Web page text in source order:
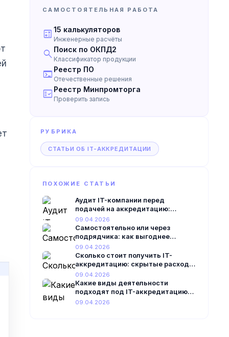
САМОСТОЯТЕЛЬНАЯ РАБОТА
calculate 15 калькуляторов
Инженерные расчёты
search Поиск по ОКПД2
Классификатор продукции
terminal Реестр ПО
Отечественные решения
fact_check Реестр Минпромторга
Проверить запись
РУБРИКА
СТАТЬИ ОБ IT-АККРЕДИТАЦИИ
ПОХОЖИЕ СТАТЬИ
Аудит IT-компании перед
подачей на аккредитацию:
пошаговый алгоритм 2026 года
09.04.2026
Самостоятельно или через
подрядчика: как выгоднее
получить ИТ-аккредитацию в
2026 году
09.04.2026
Сколько стоит получить IT-
аккредитацию: скрытые расходы
и реальная цена в 2026 году
09.04.2026
Какие виды деятельности
подходят под IT-аккредитацию:
разбираем профильные ОКВЭДы
09.04.2026